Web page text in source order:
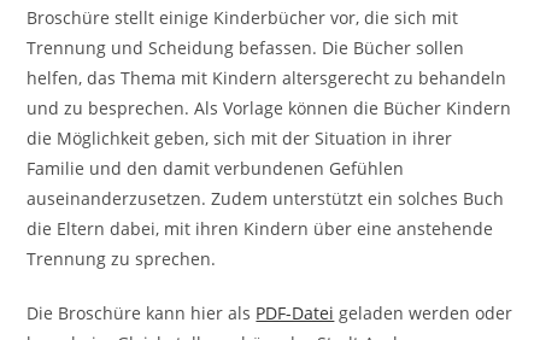
Broschüre stellt einige Kinderbücher vor, die sich mit
Trennung und Scheidung befassen. Die Bücher sollen
helfen, das Thema mit Kindern altersgerecht zu behandeln
und zu besprechen. Als Vorlage können die Bücher Kindern
die Möglichkeit geben, sich mit der Situation in ihrer
Familie und den damit verbundenen Gefühlen
auseinanderzusetzen. Zudem unterstützt ein solches Buch
die Eltern dabei, mit ihren Kindern über eine anstehende
Trennung zu sprechen.
Die Broschüre kann hier als PDF-Datei geladen werden oder